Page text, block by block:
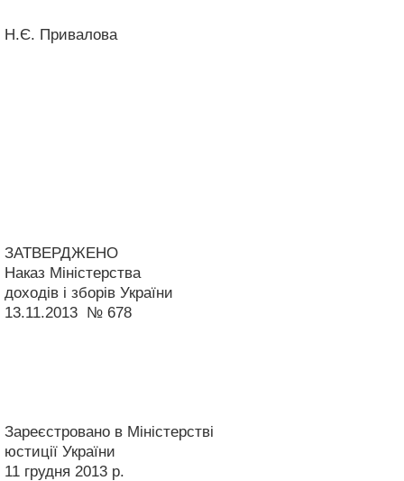
Н.Є. Привалова
ЗАТВЕРДЖЕНО
Наказ Міністерства
доходів і зборів України
13.11.2013 № 678
Зареєстровано в Міністерстві
юстиції України
11 грудня 2013 р.